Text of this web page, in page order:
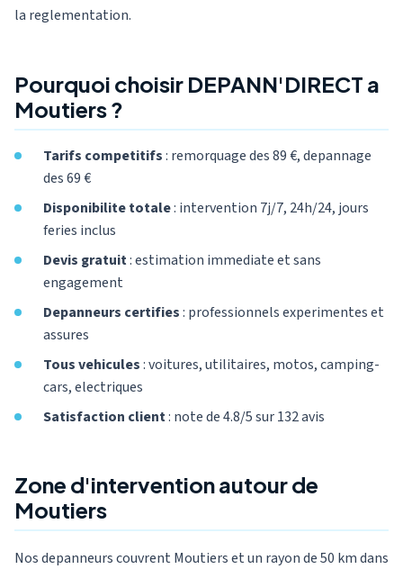
la reglementation.
Pourquoi choisir DEPANN'DIRECT a
Moutiers ?
Tarifs competitifs: remorquage des 89 €, depannage
des 69 €
Disponibilite totale: intervention 7j/7, 24h/24, jours
feries inclus
Devis gratuit: estimation immediate et sans
engagement
Depanneurs certifies: professionnels experimentes et
assures
Tous vehicules: voitures, utilitaires, motos, camping-
cars, electriques
Satisfaction client: note de 4.8/5 sur 132 avis
Zone d'intervention autour de
Moutiers
Nos depanneurs couvrent Moutiers et un rayon de 50 km dans